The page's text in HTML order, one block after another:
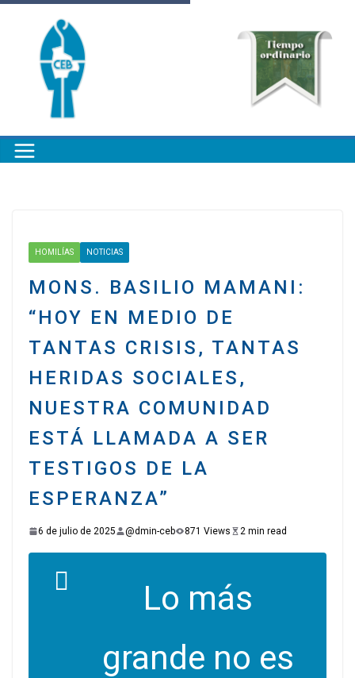
HOMILÍAS NOTICIAS
MONS. BASILIO MAMANI:
“HOY EN MEDIO DE
TANTAS CRISIS, TANTAS
HERIDAS SOCIALES,
NUESTRA COMUNIDAD
ESTÁ LLAMADA A SER
TESTIGOS DE LA
ESPERANZA”
6 de julio de 2025 @dmin-ceb 871 Views 2 min read
Lo más
grande no es